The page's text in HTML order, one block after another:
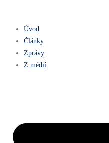
Úvod
Články
Zprávy
Z médií